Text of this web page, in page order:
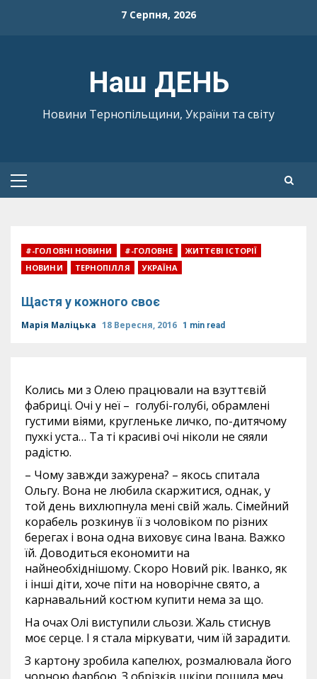
7 Серпня, 2026
Наш ДЕНЬ
Новини Тернопільщини, України та світу
Primary
#-ГОЛОВНІ НОВИНИ #-ГОЛОВНЕ
ЖИТТЄВІ ІСТОРІЇ
НОВИНИ
ТЕРНОПІЛЛЯ УКРАЇНА
Щастя у кожного своє
Марія Маліцька 18 Вересня, 2016 1 min read
Колись ми з Олею працювали на взуттєвій
фабриці. Очі у неї – голубі-голубі, обрамлені
густими віями, кругленьке личко, по-дитячому
пухкі уста… Та ті красиві очі ніколи не сяяли
радістю.
– Чому завжди зажурена? – якось спитала
Ольгу. Вона не любила скаржитися, однак, у
той день вихлюпнула мені свій жаль. Сімейний
корабель розкинув її з чоловіком по різних
берегах і вона одна виховує сина Івана. Важко
їй. Доводиться економити на
найнеобхіднішому. Скоро Новий рік. Іванко, як
і інші діти, хоче піти на новорічне свято, а
карнавальний костюм купити нема за що.
На очах Олі виступили сльози. Жаль стиснув
моє серце. І я стала міркувати, чим їй зарадити.
З картону зробила капелюх, розмалювала його